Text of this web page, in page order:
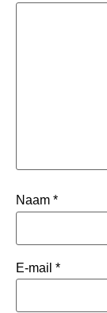
Naam *
E-mail *